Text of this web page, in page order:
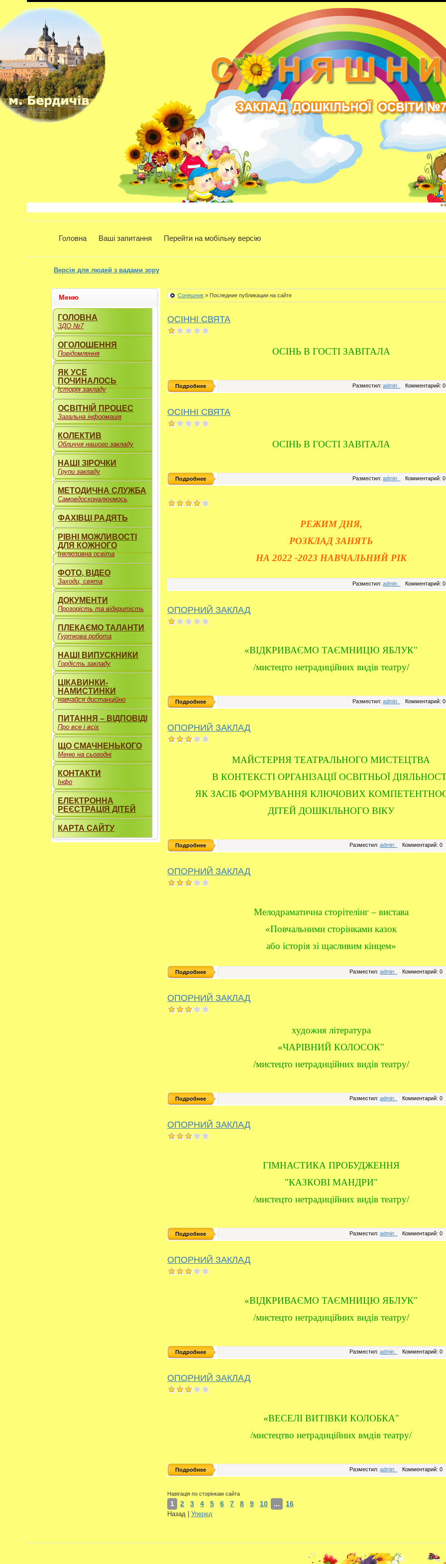
***
Головна Ваші запитання Перейти на мобільну версію
Версія для людей з вадами зору
Соняшник » Последние публикации на сайте
ОСІННІ СВЯТА
ОСІНЬ В ГОСТІ ЗАВІТАЛА
Разместил:admin_ Комментарий: 0
Подробнее
ОСІННІ СВЯТА
ОСІНЬ В ГОСТІ ЗАВІТАЛА
Разместил:admin_ Комментарий: 0
Подробнее
РЕЖИМ ДНЯ,
РОЗКЛАД ЗАНЯТЬ
НА 2022 -2023 НАВЧАЛЬНИЙ РІК
Разместил:admin_ Комментарий: 0
ОПОРНИЙ ЗАКЛАД
«ВІДКРИВАЄМО ТАЄМНИЦЮ ЯБЛУК"
/мистецто нетрадиційних видів театру/
Разместил:admin_ Комментарий: 0
Подробнее
ОПОРНИЙ ЗАКЛАД
МАЙСТЕРНЯ ТЕАТРАЛЬНОГО МИСТЕЦТВА
В КОНТЕКСТІ ОРГАНІЗАЦІЇ ОСВІТНЬОЇ
ЯК ЗАСІБ ФОРМУВАННЯ КЛЮЧОВИХ
ДІТЕЙ ДОШКІЛЬНОГО ВІКУ
Разместил:admin_ Комментарий: 0
Подробнее
ОПОРНИЙ ЗАКЛАД
Мелодраматична сторітелінг – вистава
«Повчальними сторінками казок
або історія зі щасливим кінцем»
Разместил:admin_ Комментарий: 0
Подробнее
ОПОРНИЙ ЗАКЛАД
художня література
«ЧАРІВНИЙ КОЛОСОК"
/мистецто нетрадиційних видів театру/
Разместил:admin_ Комментарий: 0
Подробнее
ОПОРНИЙ ЗАКЛАД
ГІМНАСТИКА ПРОБУДЖЕННЯ
"КАЗКОВІ МАНДРИ"
/мистецто нетрадиційних видів театру/
Разместил:admin_ Комментарий: 0
Подробнее
ОПОРНИЙ ЗАКЛАД
«ВІДКРИВАЄМО ТАЄМНИЦЮ ЯБЛУК"
/мистецто нетрадиційних видів театру/
Разместил:admin_ Комментарий: 0
Подробнее
ОПОРНИЙ ЗАКЛАД
«ВЕСЕЛІ ВИТІВКИ КОЛОБКА"
/мистецтво нетрадиційних вмдів театру/
Разместил:admin_ Комментарий: 0
Подробнее
Навігація по сторінкам сайта
1 2 3 4 5 6 7 8 9 10 ... 16
Назад |Уперед
Меню
ГОЛОВНА
ЗДО №7
ОГОЛОШЕННЯ
Повідомлення
ЯК УСЕ
ПОЧИНАЛОСЬ
Історія закладу
ОСВІТНІЙ ПРОЦЕС
Загальна інформація
КОЛЕКТИВ
Обличчя нашого закладу
НАШІ ЗІРОЧКИ
Групи закладу
МЕТОДИЧНА СЛУЖБА
Самовдосконалюємось
ФАХІВЦІ РАДЯТЬ
РІВНІ МОЖЛИВОСТІ
ДЛЯ КОЖНОГО
Інклюзивна освіта
ФОТО, ВІДЕО
Заходи, свята
ДОКУМЕНТИ
Прозорість та відкритість
ПЛЕКАЄМО ТАЛАНТИ
Гурткова робота
НАШІ ВИПУСКНИКИ
Гордість закладу
ЦІКАВИНКИ-
НАМИСТИНКИ
навчайся дистанційно
ПИТАННЯ – ВІДПОВІДІ
Про все і всіх
ЩО СМАЧНЕНЬКОГО
Меню на сьогодні
КОНТАКТИ
Інфо
ЕЛЕКТРОННА
РЕЄСТРАЦІЯ ДІТЕЙ
КАРТА САЙТУ